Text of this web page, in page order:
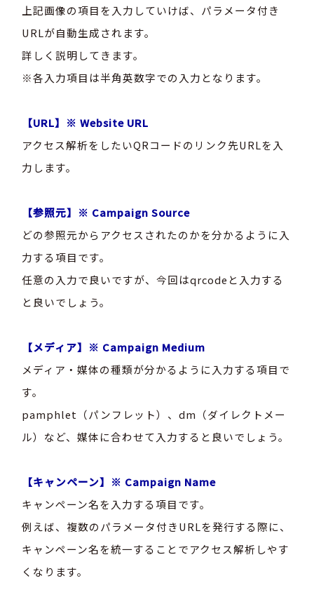
上記画像の項目を入力していけば、パラメータ付き
URLが自動生成されます。
詳しく説明してきます。
※各入力項目は半角英数字での入力となります。
【URL】※Website URL
アクセス解析をしたいQRコードのリンク先URLを入
力します。
【参照元】※ Campaign Source
どの参照元からアクセスされたのかを分かるように入
力する項目です。
任意の入力で良いですが、今回はqrcodeと入力する
と良いでしょう。
【メディア】※ Campaign Medium
メディア・媒体の種類が分かるように入力する項目で
す。
pamphlet（パンフレット）、dm（ダイレクトメー
ル）など、媒体に合わせて入力すると良いでしょう。
【キャンペーン】※ Campaign Name
キャンペーン名を入力する項目です。
例えば、複数のパラメータ付きURLを発行する際に、
キャンペーン名を統一することでアクセス解析しやす
くなります。